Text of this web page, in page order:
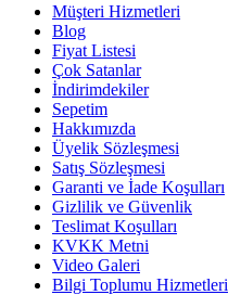
Müşteri Hizmetleri
Blog
Fiyat Listesi
Çok Satanlar
İndirimdekiler
Sepetim
Hakkımızda
Üyelik Sözleşmesi
Satış Sözleşmesi
Garanti ve İade Koşulları
Gizlilik ve Güvenlik
Teslimat Koşulları
KVKK Metni
Video Galeri
Bilgi Toplumu Hizmetleri